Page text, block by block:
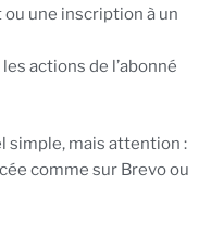
ou une inscription à un
actions de l’abonné
simple, mais attention :
comme sur Brevo ou